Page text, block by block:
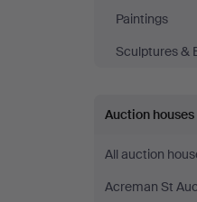
Paintings
Sculptures &
Auction houses
All auction
Acreman St